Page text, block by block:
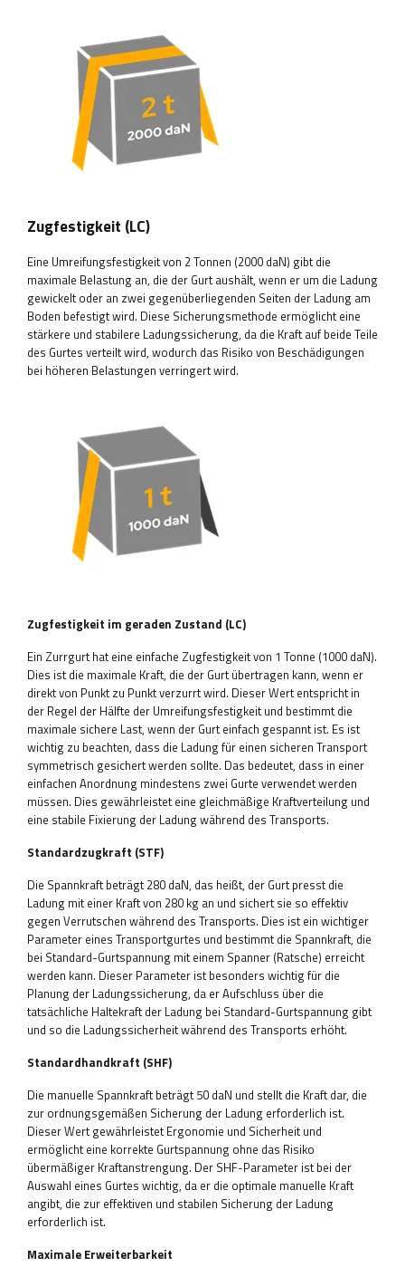
Zugfestigkeit (LC)
Eine Umreifungsfestigkeit von 2 Tonnen (2000 daN) gibt die
maximale Belastung an, die der Gurt aushält, wenn er um die Ladung
gewickelt oder an zwei gegenüberliegenden Seiten der Ladung am
Boden befestigt wird. Diese Sicherungsmethode ermöglicht eine
stärkere und stabilere Ladungssicherung, da die Kraft auf beide Teile
des Gurtes verteilt wird, wodurch das Risiko von Beschädigungen
bei höheren Belastungen verringert wird.
Zugfestigkeit im geraden Zustand (LC)
Ein Zurrgurt hat eine einfache Zugfestigkeit von 1 Tonne (1000 daN).
Dies ist die maximale Kraft, die der Gurt übertragen kann, wenn er
direkt von Punkt zu Punkt verzurrt wird. Dieser Wert entspricht in
der Regel der Hälfte der Umreifungsfestigkeit und bestimmt die
maximale sichere Last, wenn der Gurt einfach gespannt ist. Es ist
wichtig zu beachten, dass die Ladung für einen sicheren Transport
symmetrisch gesichert werden sollte. Das bedeutet, dass in einer
einfachen Anordnung mindestens zwei Gurte verwendet werden
müssen. Dies gewährleistet eine gleichmäßige Kraftverteilung und
eine stabile Fixierung der Ladung während des Transports.
Standardzugkraft (STF)
Die Spannkraft beträgt 280 daN, das heißt, der Gurt presst die
Ladung mit einer Kraft von 280 kg an und sichert sie so effektiv
gegen Verrutschen während des Transports. Dies ist ein wichtiger
Parameter eines Transportgurtes und bestimmt die Spannkraft, die
bei Standard-Gurtspannung mit einem Spanner (Ratsche) erreicht
werden kann. Dieser Parameter ist besonders wichtig für die
Planung der Ladungssicherung, da er Aufschluss über die
tatsächliche Haltekraft der Ladung bei Standard-Gurtspannung gibt
und so die Ladungssicherheit während des Transports erhöht.
Standardhandkraft (SHF)
Die manuelle Spannkraft beträgt 50 daN und stellt die Kraft dar, die
zur ordnungsgemäßen Sicherung der Ladung erforderlich ist.
Dieser Wert gewährleistet Ergonomie und Sicherheit und
ermöglicht eine korrekte Gurtspannung ohne das Risiko
übermäßiger Kraftanstrengung. Der SHF-Parameter ist bei der
Auswahl eines Gurtes wichtig, da er die optimale manuelle Kraft
angibt, die zur effektiven und stabilen Sicherung der Ladung
erforderlich ist.
Maximale Erweiterbarkeit